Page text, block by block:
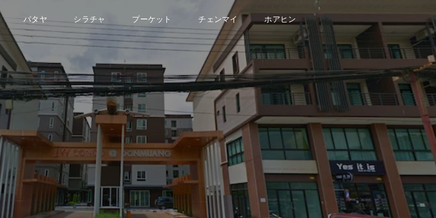
パタヤ シラチャ プーケット チェンマイ ホアヒン